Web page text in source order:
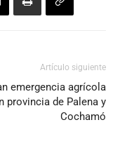
Artículo siguiente
emergencia agrícola
provincia de Palena y
Cochamó